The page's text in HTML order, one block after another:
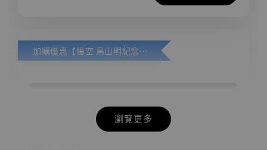
加購優惠【悟空 鳥山明紀念款 [奇蹟工作室]】
瀏覽更多